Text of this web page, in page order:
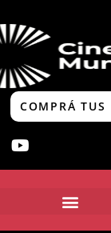
COMPRÁ TUS